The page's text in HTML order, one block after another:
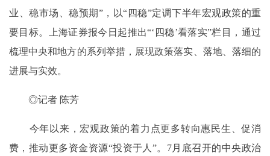
业、稳市场、稳预期”，以“四稳”定调下半年宏观政策的重
要目标。上海证券报今日起推出“‘四稳’看落实”栏目，通过
梳理中央和地方的系列举措，展现政策落实、落地、落细的
进展与实效。
◎记者 陈芳
今年以来，宏观政策的着力点更多转向惠民生、促消
费，推动更多资金资源“投资于人”。7月底召开的中央政治